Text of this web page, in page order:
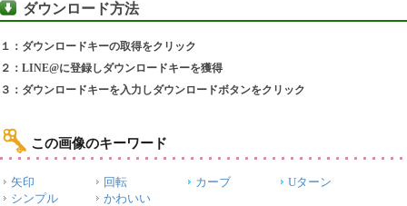
ダウンロード方法
１：ダウンロードキーの取得をクリック
２：LINE@に登録しダウンロードキーを獲得
３：ダウンロードキーを入力しダウンロードボタンをクリック
この画像のキーワード
矢印 回転 カーブ
Uターン
シンプル
かわいい